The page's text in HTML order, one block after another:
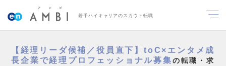
若手ハイキャリアのスカウト転職
【経理リーダ候補／役員直下】toC×エンタメ成
長企業で経理プロフェッショナル募集の転職・求